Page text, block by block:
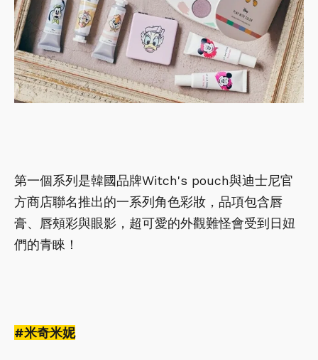
第一個系列是韓國品牌Witch's pouch與迪士尼官
方商店聯名推出的一系列角色彩妝，品項包含唇
膏、唇頰彩與眼影，超可愛的外觀難怪會受到日妞
們的青睞！
#米奇米妮